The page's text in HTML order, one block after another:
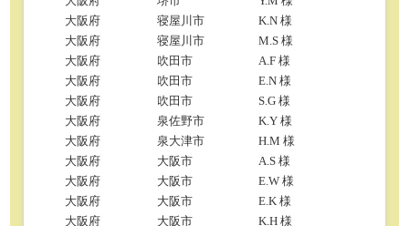
大阪府
寝屋川市
K.N 様
大阪府
寝屋川市
M.S 様
大阪府
吹田市
A.F 様
大阪府
吹田市
E.N 様
大阪府
吹田市
S.G 様
大阪府
泉佐野市
K.Y 様
大阪府
泉大津市
H.M 様
大阪府
大阪市
A.S 様
大阪府
大阪市
E.W 様
大阪府
大阪市
E.K 様
大阪府
大阪市
K.H 様